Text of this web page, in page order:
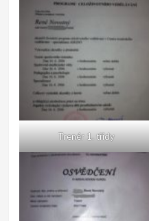
Trenér 1. třídy